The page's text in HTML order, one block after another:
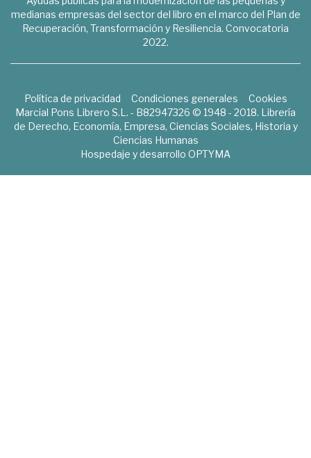
medianas empresas del sector del libro en el marco del Plan de
Recuperación, Transformación y Resiliencia. Convocatoria
2022.
Política de privacidad Condiciones generales
Cookies
Marcial Pons Librero S.L. - B82947326 © 1948 - 2018. Librería
de Derecho, Economía, Empresa, Ciencias Sociales, Historia y
Ciencias Humanas
Hospedaje y desarrollo OPTYMA